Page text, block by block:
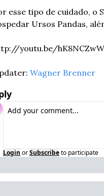
esse tipo de cuidado, o
Ursos Pandas,
youtu.be/
Wagner Brenner
Login orSubscribeto participate